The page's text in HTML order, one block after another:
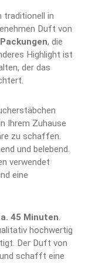
traditionell in
Duft von
, die
Highlight ist
der das
Ihrem Zuhause
zu schaffen.
und belebend.
verwendet
eine
45 Minuten.
hochwertig
Der Duft von
schafft eine